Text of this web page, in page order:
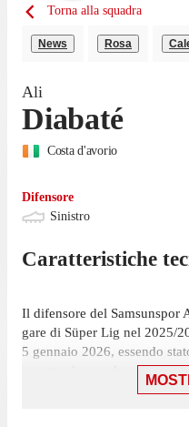
Torna alla squadra
News Rosa
Ali
Diabaté
Costa d'avorio
Difensore
Sinistro
Caratteristiche
Il difensore del Samsunspor
gare di Süper Lig nel 2025/
5 gennaio 2026, essendo
queste ed essendo entrato a